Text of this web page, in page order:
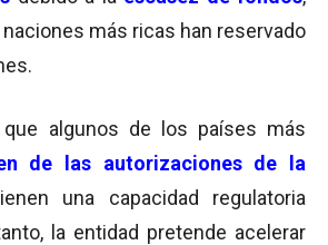
más ricas han reservado
algunos de los países más
de las autorizaciones de la
una capacidad regulatoria
la entidad pretende acelerar